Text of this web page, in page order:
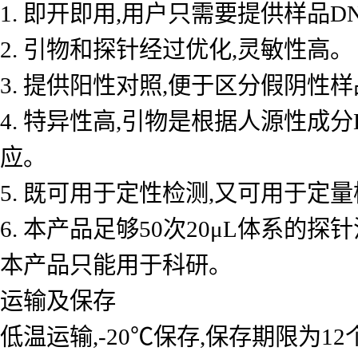
1. 即开即用,用户只需要提供样品
2. 引物和探针经过优化,灵敏性高。
3. 提供阳性对照,便于区分假阴性
4. 特异性高,引物是根据人源性成
应。
5. 既可用于定性检测,又可用于定
6. 本产品足够50次20μL体系的探
本产品只能用于科研。
运输及保存
低温运输,-20℃保存,保存期限为12